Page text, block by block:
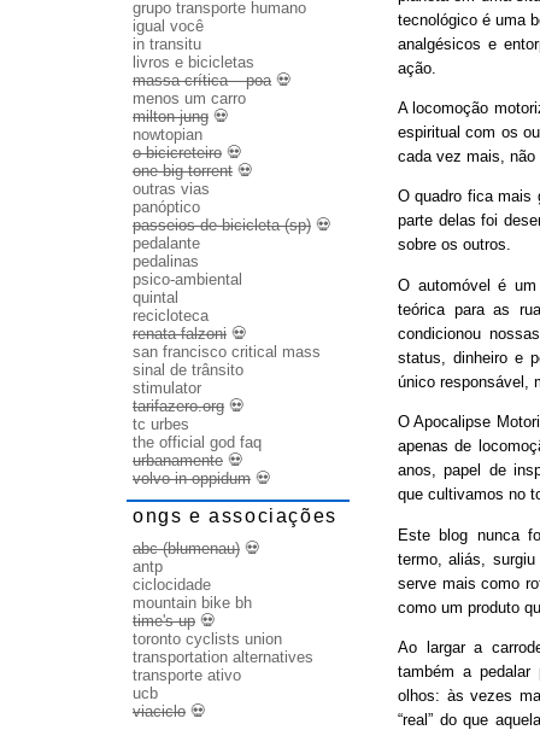
tecnológico é uma
analgésicos e
ação.
A locomoção
espiritual com os
cada vez mais,
O quadro fica mais
parte delas foi
sobre os outros.
O automóvel é
teórica para as
condicionou
status, dinheiro e
único responsável,
O Apocalipse
apenas de
anos, papel de
que cultivamos no
Este blog nunca
termo, aliás,
serve mais como
como um produto
Ao largar a
também a pedalar
olhos: às vezes
“real” do que
grupo transporte humano
igual você
in transitu
livros e bicicletas
massa crítica – poa💀
menos um carro
milton jung 💀
nowtopian
o bicicreteiro 💀
one big torrent 💀
outras vias
panóptico
passeios de bicicleta (sp) 💀
pedalante
pedalinas
psico-ambiental
quintal
recicloteca
renata falzoni 💀
san francisco critical mass
sinal de trânsito
stimulator
tarifazero.org 💀
tc urbes
the official god faq
urbanamente 💀
volvo in oppidum 💀
ongs e associações
abc (blumenau) 💀
antp
ciclocidade
mountain bike bh
time's up 💀
toronto cyclists union
transportation alternatives
transporte ativo
ucb
viaciclo 💀